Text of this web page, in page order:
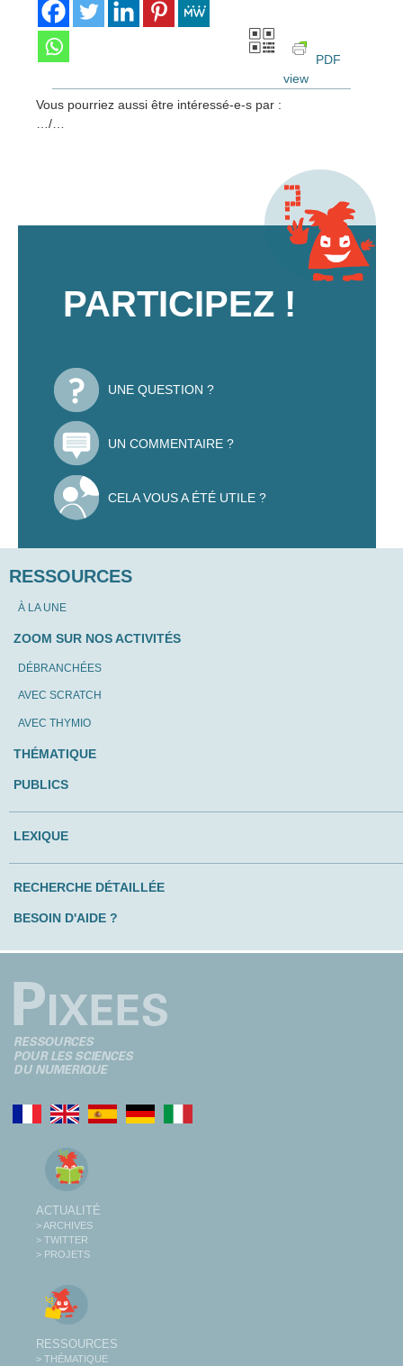
PDF
view
Vous pourriez aussi être intéressé-e-s par :
…/…
PARTICIPEZ !
UNE QUESTION ?
UN COMMENTAIRE ?
CELA VOUS A ÉTÉ UTILE ?
RESSOURCES
À LA UNE
ZOOM SUR NOS ACTIVITÉS
DÉBRANCHÉES
AVEC SCRATCH
AVEC THYMIO
THÉMATIQUE
PUBLICS
LEXIQUE
RECHERCHE DÉTAILLÉE
BESOIN D'AIDE ?
ACTUALITÉ
> ARCHIVES
> TWITTER
> PROJETS
RESSOURCES
> THÉMATIQUE